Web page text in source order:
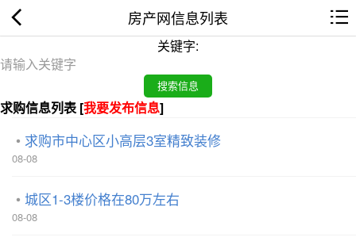
房产网信息列表
关键字:
求购信息列表 [我要发布信息]
求购市中心区小高层3室精致装修
08-08
城区1-3楼价格在80万左右
08-08